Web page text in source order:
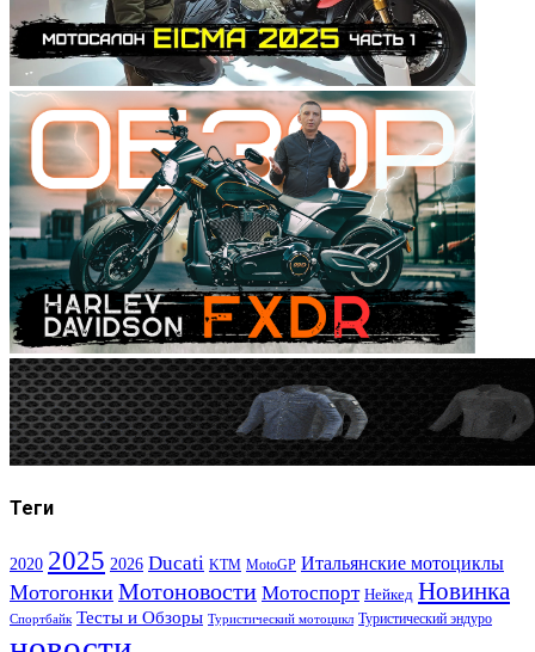
Теги
2020 2025 2026 Ducati KTM MotoGP Итальянские мотоциклы
Мотогонки Мотоновости Мотоспорт Нейкед Новинка
Спортбайк Тесты и Обзоры Туристический мотоцикл Туристический эндуро